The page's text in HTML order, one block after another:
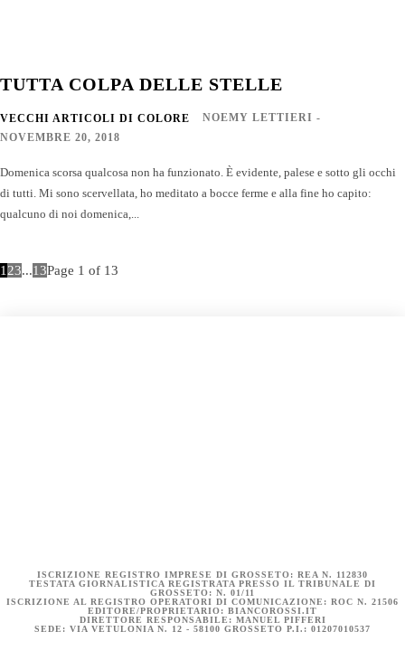
TUTTA COLPA DELLE STELLE
VECCHI ARTICOLI DI COLORE NOEMY LETTIERI -
NOVEMBRE 20, 2018
Domenica scorsa qualcosa non ha funzionato. È evidente, palese e sotto gli occhi
di tutti. Mi sono scervellata, ho meditato a bocce ferme e alla fine ho capito:
qualcuno di noi domenica,...
123...13Page 1 of 13
ISCRIZIONE REGISTRO IMPRESE DI GROSSETO: REA N. 112830
TESTATA GIORNALISTICA REGISTRATA PRESSO IL TRIBUNALE DI
GROSSETO: N. 01/11
ISCRIZIONE AL REGISTRO OPERATORI DI COMUNICAZIONE: ROC N. 21506
EDITORE/PROPRIETARIO: BIANCOROSSI.IT
DIRETTORE RESPONSABILE: MANUEL PIFFERI
SEDE: VIA VETULONIA N. 12 - 58100 GROSSETO P.I.: 01207010537